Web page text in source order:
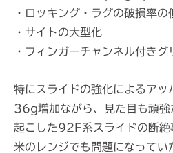
・ロッキング・ラグの破損率の
・サイトの大型化
・フィンガーチャンネル付きグ
特にスライドの強化によるアッ
36g増加ながら、見た目も頑
起こした92F系スライドの断絶
米のレンジでも問題になってい